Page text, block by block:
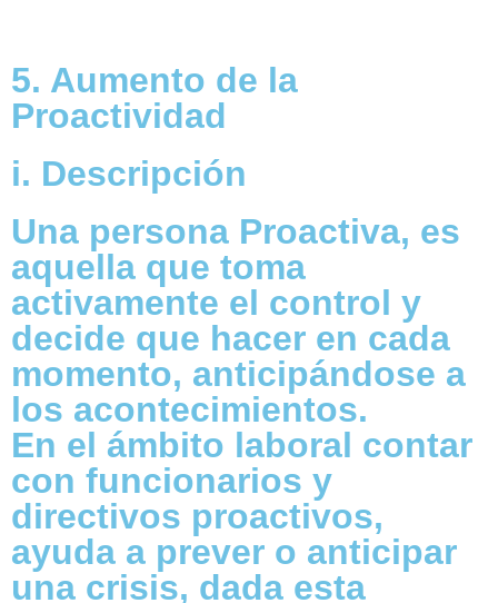
5. Aumento de la
Proactividad
i. Descripción
Una persona Proactiva, es
aquella que toma
activamente el control y
decide que hacer en cada
momento, anticipándose a
los acontecimientos.
En el ámbito laboral contar
con funcionarios y
directivos proactivos,
ayuda a prever o anticipar
una crisis, dada esta